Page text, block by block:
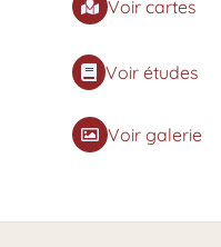
Voir cartes
Voir études
Voir galerie